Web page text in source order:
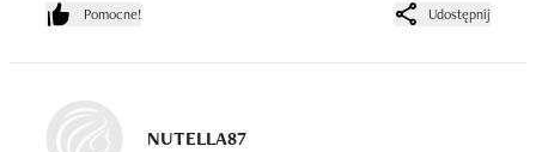
Pomocne! Udostępnij
NUTELLA87